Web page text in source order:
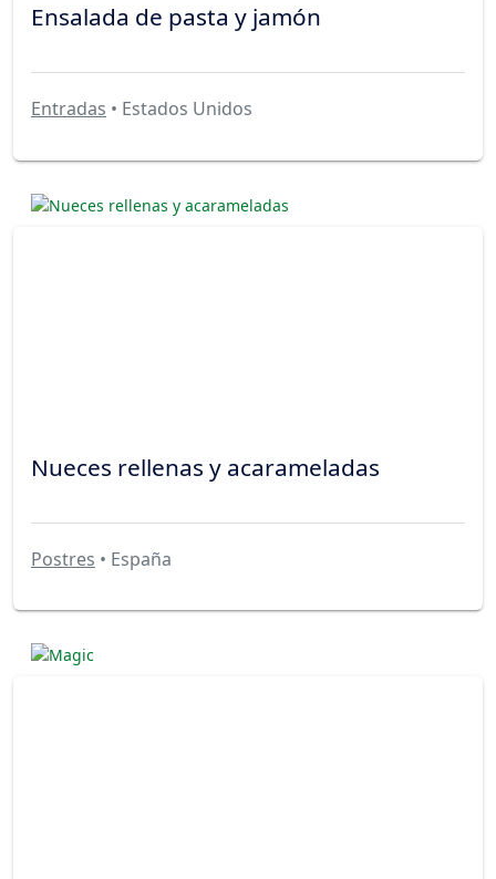
Ensalada de pasta y jamón
Entradas • Estados Unidos
Nueces rellenas y acarameladas
Postres • España